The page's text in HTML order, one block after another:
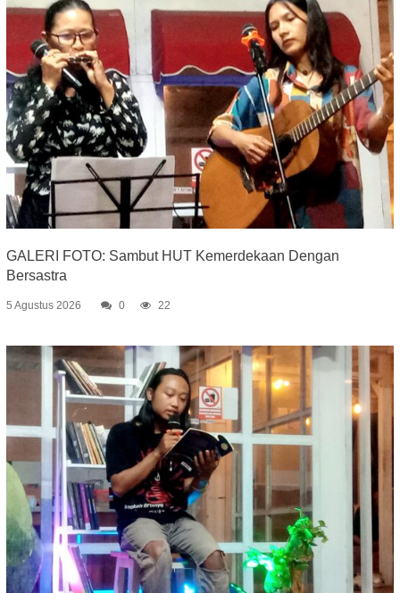
GALERI FOTO: Sambut HUT Kemerdekaan Dengan
Bersastra
5 Agustus 2026 0 22